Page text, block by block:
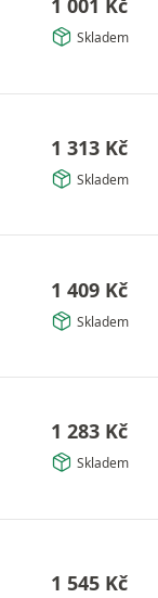
1 001 Kč
Skladem
1 313 Kč
Skladem
1 409 Kč
Skladem
1 283 Kč
Skladem
1 545 Kč